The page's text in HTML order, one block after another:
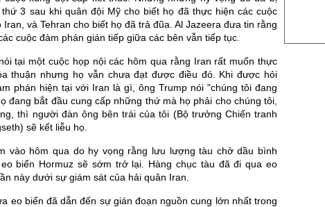
3 sau khi quân đội Mỹ cho biết họ đã thực hiện các cuộc
Iran, và Tehran cho biết họ đã trả đũa. Al Jazeera đưa tin rằng
cuộc đàm phán gián tiếp giữa các bên vẫn tiếp tục.
tại một cuộc họp nội các hôm qua rằng Iran rất muốn thực
thuận nhưng họ vẫn chưa đạt được điều đó. Khi được hỏi
phán hiện tại với Iran là gì, ông Trump nói "chúng tôi đang
đang bắt đầu cung cấp những thứ mà họ phải cho chúng tôi,
thì người đàn ông bên trái của tôi (Bộ trưởng Chiến tranh
sẽ kết liễu họ.
vào hôm qua do hy vọng rằng lưu lượng tàu chở dầu bình
biển Hormuz sẽ sớm trở lại. Hàng chục tàu đã đi qua eo
này dưới sự giám sát của hải quân Iran.
eo biển đã dẫn đến sự gián đoạn nguồn cung lớn nhất trong